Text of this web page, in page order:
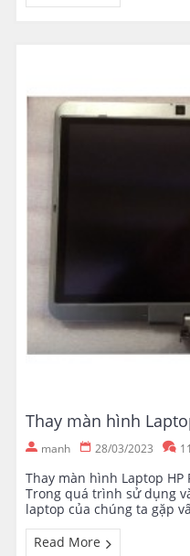
manh 28/03/2023
Thay màn hình Laptop HP
Trong quá trình sử dụng
laptop của chúng ta gặp
Read More